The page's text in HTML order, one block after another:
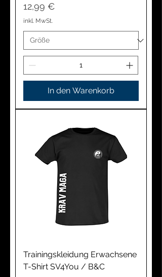
Preis
12,99 €
inkl. MwSt.
In den Warenkorb
Trainingskleidung Erwachsene
T-Shirt SV4You / B&C